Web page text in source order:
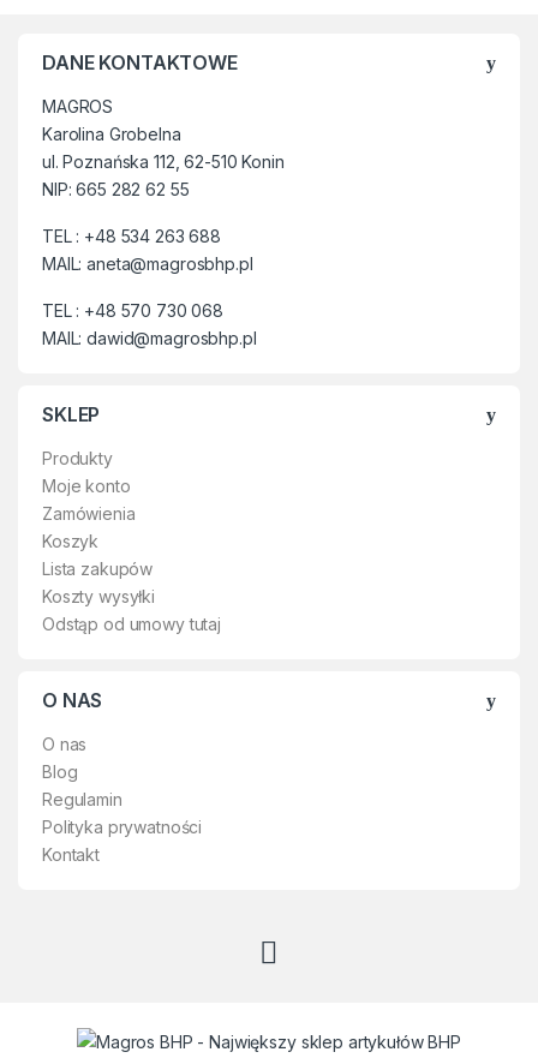
mogła czuć się komfortowo i
DANE KONTAKTOWE
MAGROS
Karolina Grobelna
ul. Poznańska 112, 62-510 Konin
NIP: 665 282 62 55
TEL : +48 534 263 688
MAIL: aneta@magrosbhp.pl
TEL : +48 570 730 068
MAIL: dawid@magrosbhp.pl
SKLEP
Produkty
Moje konto
Zamówienia
Koszyk
Lista zakupów
Koszty wysyłki
Odstąp od umowy tutaj
O NAS
O nas
Blog
Regulamin
Polityka prywatności
Kontakt